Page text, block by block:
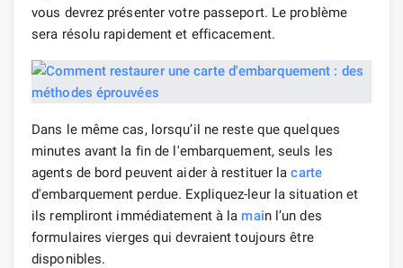
vous devrez présenter votre passeport. Le problème
sera résolu rapidement et efficacement.
Dans le même cas, lorsqu’il ne reste que quelques
minutes avant la fin de l'embarquement, seuls les
agents de bord peuvent aider à restituer lacarte
d'embarquement perdue. Expliquez-leur la situation et
ils rempliront immédiatement à la main l’un des
formulaires vierges qui devraient toujours être
disponibles.